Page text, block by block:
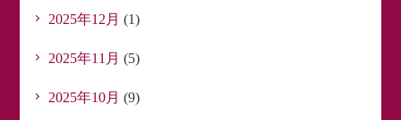
2025年12月 (1)
2025年11月 (5)
2025年10月 (9)